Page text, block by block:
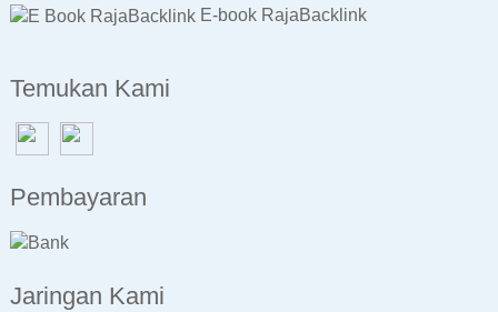
E-book RajaBacklink
Temukan Kami
Pembayaran
Jaringan Kami